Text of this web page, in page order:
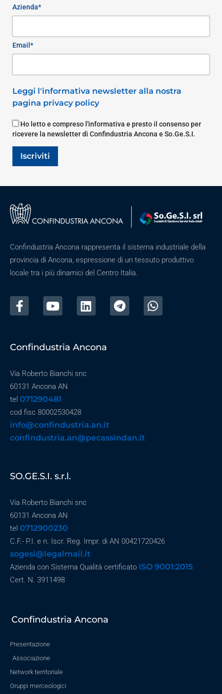
Azienda*
Email*
Leggi l'informativa newsletter alla nostra
pagina privacy policy
Ho letto e compreso l'informativa e presto il consenso per
ricevere la newsletter di Confindustria Ancona e So.Ge.S.I.
Iscriviti
Confindustria Ancona rappresenta il sistema industriale della
provincia di Ancona, espressione di un tessuto produttivo
locale tra i più dinamici del Centro Italia.
Confindustria Ancona
Via Roberto Bianchi snc
60131 Ancona AN
tel 071290481
cod fisc 80002530428
info@confindustria.an.it
confindustria.an@pecassindan.it
SO.GE.S.I. s.r.l.
Via Roberto Bianchi snc
60131 Ancona AN
tel 0712900230
C.F.- P.I. e n. Iscr. Reg. Impr. di AN 00421720426
sogesi@legalmail.it
Azienda con Sistema Qualità certificato ISO 9001:2015
Cert. N. 3911498
Confindustria Ancona
Presentazione
Associazione
Network territoriale
Gruppi merceologici